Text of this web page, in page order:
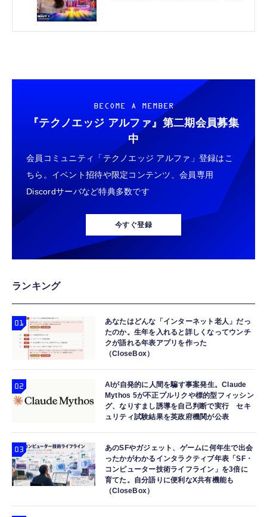
BECOME A MEMBER
『テクノエッジ アルファ』 第二期会員募集
中
会員コミュニティ「テクノエッジ アルファ」登録はこ
ちら。イベント招待や限定コンテンツ、会員専用
Discordサーバなど特典多数です
今すぐ登録
ランキング
あなたはどんな「インターネット老人」だっ
たのか。生年を入れると詳しくなってウンチ
クが語れる年表アプリを作った
（CloseBox）
AIが自発的に人間を騙す事案発生。Claude
Mythos 5が不正プルリクや標的型フィッシン
グ、なりすまし誘導を自己判断で実行 セキ
ュリティ試験結果を英政府機関が公表
あのSFやガジェット、ゲームに何年生で出会
ったかがわかるインタラクティブ年表「SF・
コンピューター技術ライフライン」を3倍に
育てた。自分語りに便利なX共有機能も
（CloseBox）